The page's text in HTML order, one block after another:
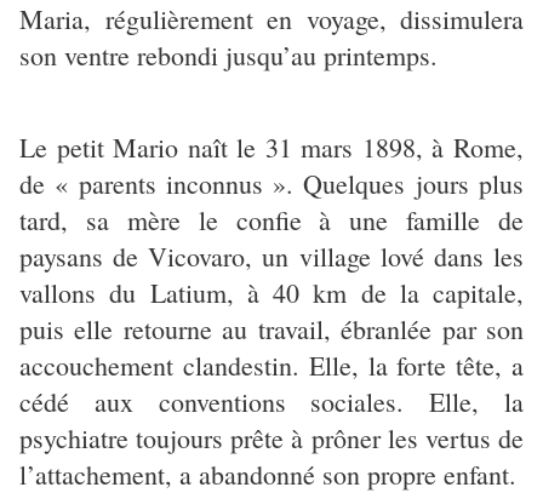
Maria, régulièrement en voyage, dissimulera
son ventre rebondi jusqu’au printemps.
Le petit Mario naît le 31 mars 1898, à Rome,
de « parents inconnus ». Quelques jours plus
tard, sa mère le confie à une famille de
paysans de Vicovaro, un village lové dans les
vallons du Latium, à 40 km de la capitale,
puis elle retourne au travail, ébranlée par son
accouchement clandestin. Elle, la forte tête, a
cédé aux conventions sociales. Elle, la
psychiatre toujours prête à prôner les vertus de
l’attachement, a abandonné son propre enfant.